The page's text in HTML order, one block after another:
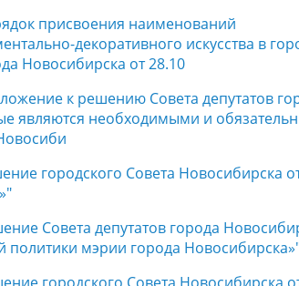
присвоения наименований
декоративного искусства в
Новосибирска от 28.10
к решению Совета депутатов
являются необходимыми и
городского Совета Новосибирска
Совета депутатов города
политики мэрии города